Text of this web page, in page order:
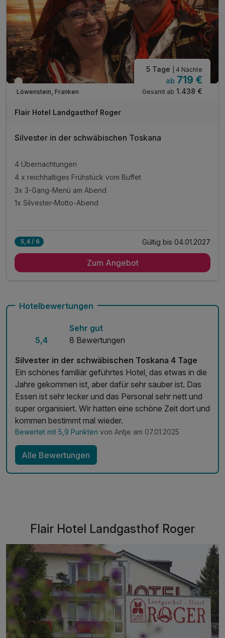
Saisonal verfügbar
Löwenstein, Franken
5 Tage | 4 Nächte
ab 719 €
Gesamt ab 1.438 €
Flair Hotel Landgasthof Roger
Silvester in der schwäbischen Toskana
4 Übernachtungen
4 x reichhaltiges Frühstück vom Buffet
3x 3-Gang-Menü am Abend
1x Silvester-Motto-Abend
5,4 / 6 Gültig bis 04.01.2027
Zum Angebot
Hotelbewertungen
5,4
Sehr gut
8 Bewertungen
Silvester in der schwäbischen Toskana 4 Tage
Ein schönes familiär geführtes Hotel, das etwas in die
Jahre gekommen ist, aber dafür sehr sauber ist. Das
Essen ist sehr lecker und das Personal sehr nett und
super organisiert. Wir hatten eine schöne Zeit dort und
kommen bestimmt mal wieder.
Bewertet mit 5,9 Punkten von Antje am 07.01.2025
Alle Bewertungen
Flair Hotel Landgasthof Roger